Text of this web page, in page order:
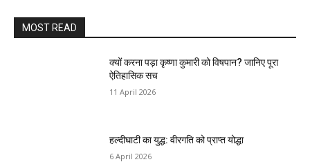
MOST READ
क्यों करना पड़ा कृष्णा कुमारी को विषपान? जानिए पूरा
ऐतिहासिक सच
11 April 2026
हल्दीघाटी का युद्ध: वीरगति को प्राप्त योद्धा
6 April 2026